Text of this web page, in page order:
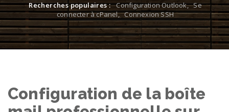
Recherches populaires : Configuration Outlook, Se
connecter à cPanel, Connexion SSH
Configuration de la boîte